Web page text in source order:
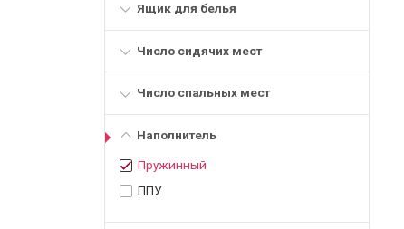
Ящик для белья
Число сидячих мест
Число спальных мест
Наполнитель
Пружинный
ППУ